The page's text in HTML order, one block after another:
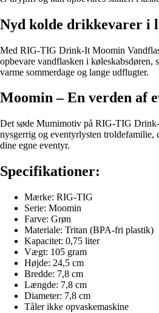
Nyd kolde drikkevarer i
Med RIG-TIG Drink-It Moomin
opbevare vandflasken i
varme sommerdage og lange udflugter.
Moomin – En verden af
Det søde Mumimotiv på RIG-TIG Drink-
nysgerrig og eventyrlysten troldefamilie,
dine egne eventyr.
Specifikationer:
Mærke: RIG-TIG
Serie: Moomin
Farve: Grøn
Materiale: Tritan (BPA-fri plastik)
Kapacitet: 0,75 liter
Vægt: 105 gram
Højde: 24,5 cm
Bredde: 7,8 cm
Længde: 7,8 cm
Diameter: 7,8 cm
Tåler ikke opvaskemaskine